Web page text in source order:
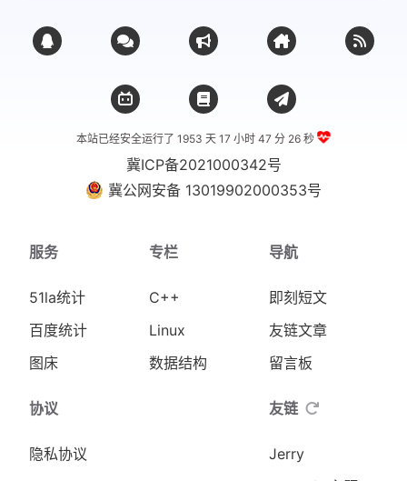
本站已经安全运行了 1953 天17 小时 47 分 26 秒
冀ICP备2021000342号
冀公网安备 13019902000353号
服务
51la统计
百度统计
图床
专栏
C++
Linux
数据结构
导航
即刻短文
友链文章
留言板
协议
隐私协议
友链
Jerry